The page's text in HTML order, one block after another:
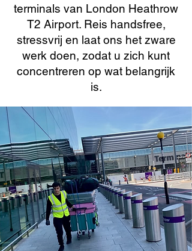
terminals van London Heathrow
T2 Airport. Reis handsfree,
stressvrij en laat ons het zware
werk doen, zodat u zich kunt
concentreren op wat belangrijk
is.